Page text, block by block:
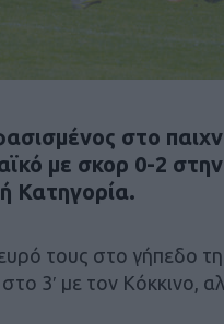
στο
με σκορ 0-2
Κατηγορία.
τους στο γήπεδο
3′ με τον Κόκκινο,